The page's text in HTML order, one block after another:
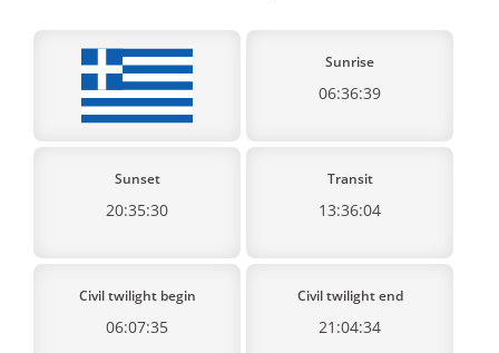
Sunrise
06:36:39
Sunset
20:35:30
Transit
13:36:04
Civil twilight begin
06:07:35
Civil twilight end
21:04:34